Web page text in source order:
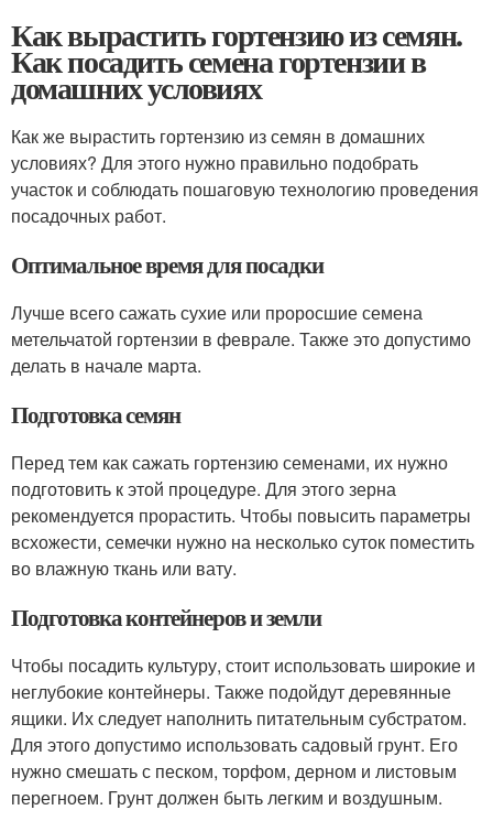
Как вырастить гортензию из семян.
Как посадить семена гортензии в
домашних условиях
Как же вырастить гортензию из семян в домашних
условиях? Для этого нужно правильно подобрать
участок и соблюдать пошаговую технологию проведения
посадочных работ.
Оптимальное время для посадки
Лучше всего сажать сухие или проросшие семена
метельчатой гортензии в феврале. Также это допустимо
делать в начале марта.
Подготовка семян
Перед тем как сажать гортензию семенами, их нужно
подготовить к этой процедуре. Для этого зерна
рекомендуется прорастить. Чтобы повысить параметры
всхожести, семечки нужно на несколько суток поместить
во влажную ткань или вату.
Подготовка контейнеров и земли
Чтобы посадить культуру, стоит использовать широкие и
неглубокие контейнеры. Также подойдут деревянные
ящики. Их следует наполнить питательным субстратом.
Для этого допустимо использовать садовый грунт. Его
нужно смешать с песком, торфом, дерном и листовым
перегноем. Грунт должен быть легким и воздушным.